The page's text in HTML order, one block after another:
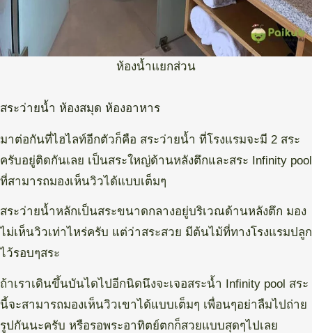
ห้องน้ำแยกส่วน
สระว่ายน้ำ ห้องสมุด ห้องอาหาร
มาต่อกันที่ไฮไลท์อีกตัวก็คือ สระว่ายน้ำ ที่โรงแรมจะมี 2 สระ
ครับอยู่ติดกันเลย เป็นสระใหญ่ด้านหลังตึกและสระ Infinity pool
ที่สามารถมองเห็นวิวได้แบบเต็มๆ
สระว่ายน้ำหลักเป็นสระขนาดกลางอยู่บริเวณด้านหลังตึก มอง
ไม่เห็นวิวเท่าไหร่ครับ แต่ว่าสระสวย มีต้นไม้ที่ทางโรงแรมปลูก
ไว้รอบๆสระ
ถ้าเราเดินขึ้นบันไดไปอีกนิดนึงจะเจอสระน้ำ Infinity pool สระ
นี้จะสามารถมองเห็นวิวเขาได้แบบเต็มๆ เพื่อนๆอย่าลืมไปถ่าย
รูปกันนะครับ หรือรอพระอาทิตย์ตกก็สวยแบบสุดๆไปเลย